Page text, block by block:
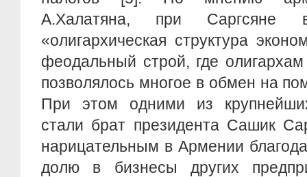
А.Халатяна, при Саргсяне
«олигархическая структура
феодальный строй, где
позволялось многое в обмен на
При этом одними из
стали брат президента Сашик
нарицательным в Армении
долю в бизнесы других